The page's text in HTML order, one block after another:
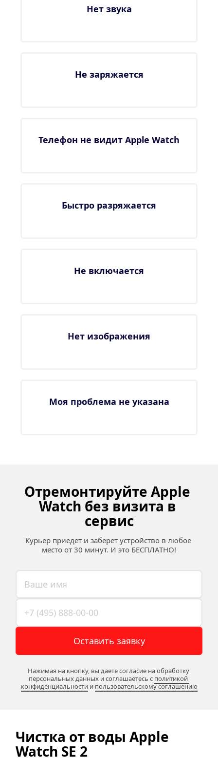
Нет звука
Не заряжается
Телефон не видит Apple Watch
Быстро разряжается
Не включается
Нет изображения
Моя проблема не указана
Отремонтируйте Apple
Watch без визита в
сервис
Курьер приедет и заберет устройство в любое
место от 30 минут. И это БЕСПЛАТНО!
Оставить заявку
Нажимая на кнопку, вы даете согласие на обработку
персональных данных и соглашаетесь c политикой
конфиденциальности и пользовательскому соглашению
Чистка от воды Apple
Watch SE 2